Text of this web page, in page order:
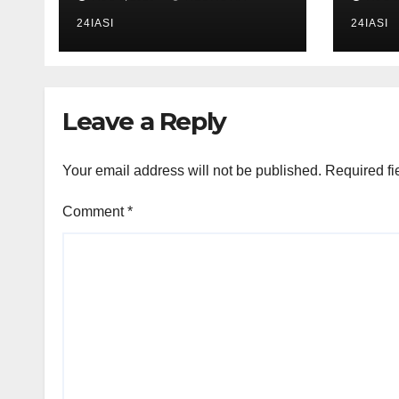
mașina într-o turmă
de oi
24IASI
se
24IASI
Leave a Reply
Your email address will not be published. Required
Comment*